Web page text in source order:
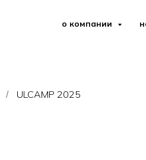
о компании
/ ULCAMP 2025